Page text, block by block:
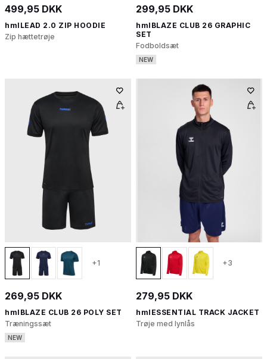
499,95 DKK
hmlLEAD 2.0 ZIP HOODIE
Zip hættetrøje
299,95 DKK
hmlBLAZE CLUB 26 GRAPHIC
SET
Fodboldsæt
NEW
+1
269,95 DKK
hmlBLAZE CLUB 26 POLY SET
Træningssæt
NEW
+3
279,95 DKK
hmlESSENTIAL TRACK JACKET
Trøje med lynlås